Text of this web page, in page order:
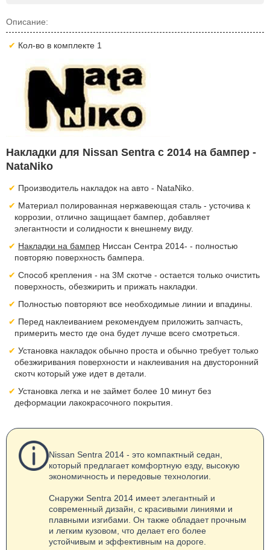
Описание:
Кол-во в комплекте 1
Накладки для Nissan Sentra с 2014 на бампер -
NataNiko
Производитель накладок на авто - NataNiko.
Материал полированная нержавеющая сталь - усточива к
коррозии, отлично защищает бампер, добавляет
элегантности и солидности к внешнему виду.
Накладки на бампер Ниссан Сентра 2014- - полностью
повторяю поверхность бампера.
Способ крепления - на 3М скотче - остается только очистить
поверхность, обезжирить и прижать накладки.
Полностью повторяют все необходимые линии и впадины.
Перед наклеиванием рекомендуем приложить запчасть,
примерить место где она будет лучше всего смотреться.
Установка накладок обычно проста и обычно требует только
обезжиривания поверхности и наклеивания на двусторонний
скотч который уже идет в детали.
Установка легка и не займет более 10 минут без
деформации лакокрасочного покрытия.
Nissan Sentra 2014 - это компактный седан,
который предлагает комфортную езду, высокую
экономичность и передовые технологии.
Снаружи Sentra 2014 имеет элегантный и
современный дизайн, с красивыми линиями и
плавными изгибами. Он также обладает прочным
и легким кузовом, что делает его более
устойчивым и эффективным на дороге.